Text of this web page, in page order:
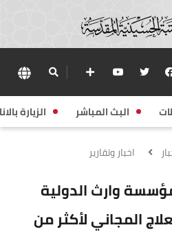
البث المباشر الزيارة
اخبار وتقارير
وارث الدولية
المجاني لأكثر من